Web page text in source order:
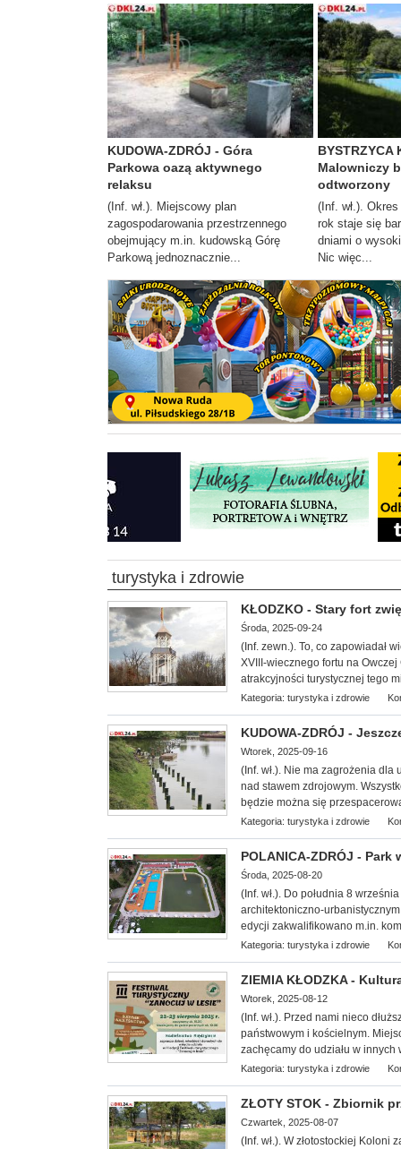
KUDOWA-ZDRÓJ - Góra
Parkowa oazą aktywnego
relaksu
(Inf. wł.). Miejscowy plan
zagospodarowania przestrzennego
obejmujący m.in. kudowską Górę
Parkową jednoznacznie...
BYSTRZYCA
Malowniczy
odtworzony
(Inf. wł.).
rok staje się
dniami o
Nic więc...
turystyka i zdrowie
KŁODZKO - Stary fort
Środa, 2025-09-24
(Inf. zewn.). To, co zapowiadał
XVIII-wiecznego fortu na
atrakcyjności turystycznej tego
Kategoria: turystyka i zdrowie
KUDOWA-ZDRÓJ -
Wtorek, 2025-09-16
(Inf. wł.). Nie ma zagrożenia
nad stawem zdrojowym.
będzie można się
Kategoria: turystyka i zdrowie
POLANICA-ZDRÓJ -
Środa, 2025-08-20
(Inf. wł.). Do południa 8
architektoniczno-
edycji zakwalifikowano m.in.
Kategoria: turystyka i zdrowie
ZIEMIA KŁODZKA -
Wtorek, 2025-08-12
(Inf. wł.). Przed nami nieco
państwowym i kościelnym.
zachęcamy do udziału w
Kategoria: turystyka i zdrowie
ZŁOTY STOK - Zbiornik
Czwartek, 2025-08-07
(Inf. wł.). W złotostockiej